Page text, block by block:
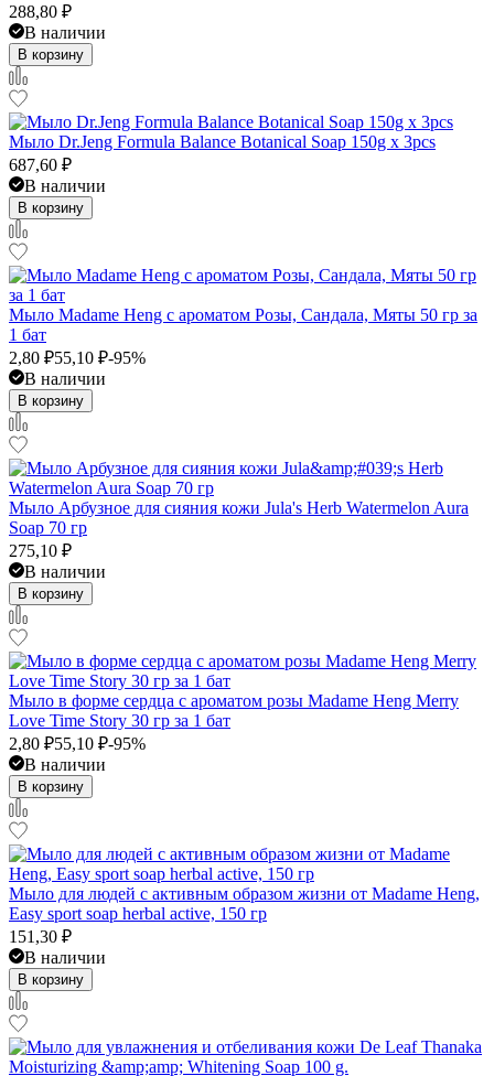
288,80 ₽
В наличии
В корзину
Мыло Dr.Jeng Formula Balance Botanical Soap 150g x 3pcs
687,60 ₽
В наличии
В корзину
Мыло Madame Heng с ароматом Розы, Сандала, Мяты 50 гр за
1 бат
2,80 ₽55,10 ₽-95%
В наличии
В корзину
Мыло Арбузное для сияния кожи Jula's Herb Watermelon Aura
Soap 70 гр
275,10 ₽
В наличии
В корзину
Мыло в форме сердца с ароматом розы Madame Heng Merry
Love Time Story 30 гр за 1 бат
2,80 ₽55,10 ₽-95%
В наличии
В корзину
Мыло для людей с активным образом жизни от Madame Heng,
Easy sport soap herbal active, 150 гр
151,30 ₽
В наличии
В корзину